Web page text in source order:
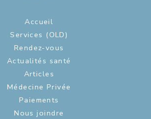
Accueil
Services (OLD)
Rendez-vous
Actualités santé
Articles
Médecine Privée
Paiements
Nous joindre